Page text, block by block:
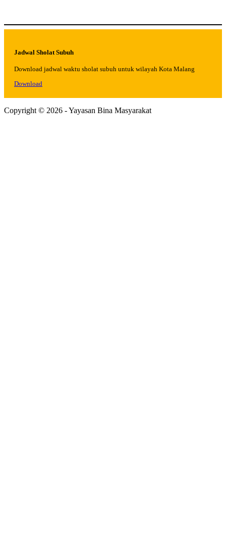
Jadwal Sholat Subuh
Download jadwal waktu sholat subuh untuk wilayah Kota Malang
Download
Copyright © 2026 - Yayasan Bina Masyarakat